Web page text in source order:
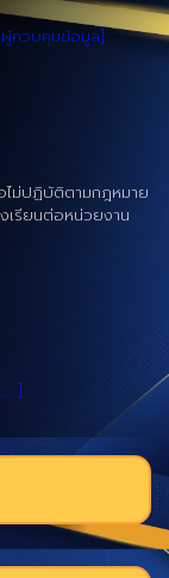
ควบคุมข้อมูล]
ไม่ปฏิบัติตามกฎหมาย
เรียนต่อหน่วยงาน
]